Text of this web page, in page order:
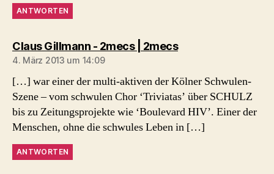
ANTWORTEN
Claus Gillmann - 2mecs | 2mecssagt:
4. März 2013 um 14:09
[…] war einer der multi-aktiven der Kölner Schwulen-
Szene – vom schwulen Chor ‘Triviatas’ über SCHULZ
bis zu Zeitungsprojekte wie ‘Boulevard HIV’. Einer der
Menschen, ohne die schwules Leben in […]
ANTWORTEN